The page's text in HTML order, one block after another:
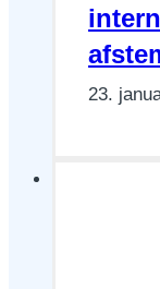
23.